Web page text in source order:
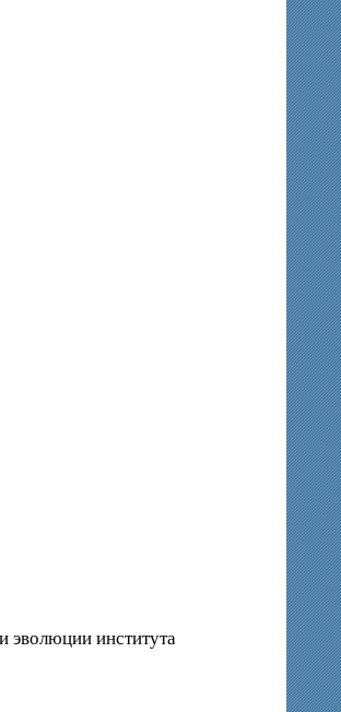
эволюции института